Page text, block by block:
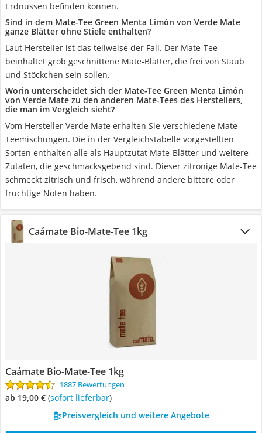
Erdnüssen befinden können.
Sind in dem Mate-Tee Green Menta Limón von Verde Mate
ganze Blätter ohne Stiele enthalten?
Laut Hersteller ist das teilweise der Fall. Der Mate-Tee
beinhaltet grob geschnittene Mate-Blätter, die frei von Staub
und Stöckchen sein sollen.
Worin unterscheidet sich der Mate-Tee Green Menta Limón
von Verde Mate zu den anderen Mate-Tees des Herstellers,
die man im Vergleich sieht?
Vom Hersteller Verde Mate erhalten Sie verschiedene Mate-
Teemischungen. Die in der Vergleichstabelle vorgestellten
Sorten enthalten alle als Hauptzutat Mate-Blätter und weitere
Zutaten, die geschmacksgebend sind. Dieser zitronige Mate-Tee
schmeckt zitrisch und frisch, während andere bittere oder
fruchtige Noten haben.
Caámate Bio-Mate-Tee 1kg
Caámate Bio-Mate-Tee 1kg
1887 Bewertungen
ab 19,00 € ( Sofort lieferbar)
Preisvergleich und weitere Angebote